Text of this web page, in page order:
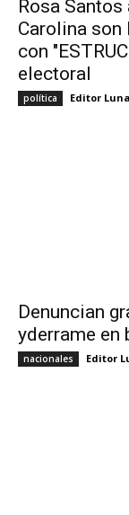
Rosa
Carolina
con
electoral
política Editor
Denuncian
yderrame en
nacionales Editor